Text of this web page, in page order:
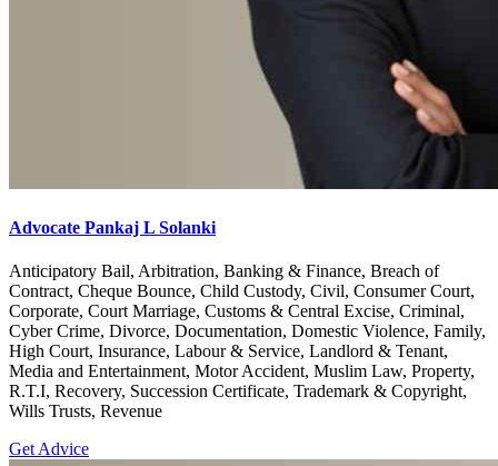
Advocate Pankaj L Solanki
Anticipatory Bail, Arbitration, Banking & Finance, Breach of
Contract, Cheque Bounce, Child Custody, Civil, Consumer Court,
Corporate, Court Marriage, Customs & Central Excise, Criminal,
Cyber Crime, Divorce, Documentation, Domestic Violence, Family,
High Court, Insurance, Labour & Service, Landlord & Tenant,
Media and Entertainment, Motor Accident, Muslim Law, Property,
R.T.I, Recovery, Succession Certificate, Trademark & Copyright,
Wills Trusts, Revenue
Get Advice